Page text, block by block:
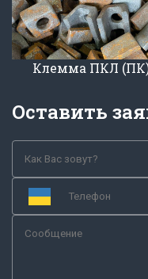
Клемма ПКЛ
Оставить